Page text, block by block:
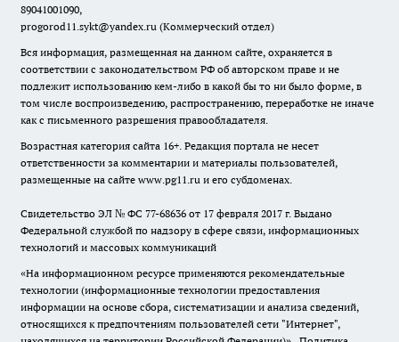
89041001090,
progorod11.sykt@yandex.ru (Коммерческий отдел)
Вся информация, размещенная на данном сайте, охраняется в
соответствии с законодательством РФ об авторском праве и не
подлежит использованию кем-либо в какой бы то ни было форме, в
том числе воспроизведению, распространению, переработке не иначе
как с письменного разрешения правообладателя.
Возрастная категория сайта 16+. Редакция портала не несет
ответственности за комментарии и материалы пользователей,
размещенные на сайте www.pg11.ru и его субдоменах.
Свидетельство ЭЛ № ФС 77-68636 от 17 февраля 2017 г. Выдано
Федеральной службой по надзору в сфере связи, информационных
технологий и массовых коммуникаций
«На информационном ресурсе применяются рекомендательные
технологии (информационные технологии предоставления
информации на основе сбора, систематизации и анализа сведений,
относящихся к предпочтениям пользователей сети "Интернет",